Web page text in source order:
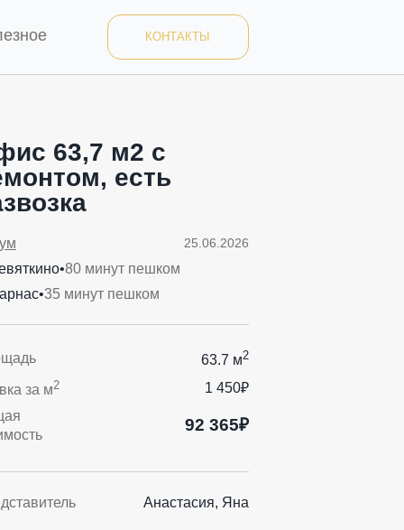
КОНТАКТЫ
63,7 м2 с
есть
25.06.2026
•80 минут пешком
•35 минут пешком
63.7 м2
за м2
1 450₽
92 365₽
Анастасия, Яна